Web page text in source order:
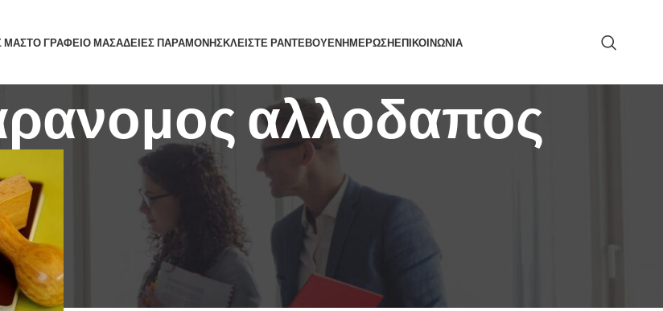
ΜΑΣΤΟ ΓΡΑΦΕΙΟ ΜΑΣΑΔΕΙΕΣ ΠΑΡΑΜΟΝΗΣΚΛΕΙΣΤΕ ΡΑΝΤΕΒΟΥΕΝΗΜΕΡΩΣΗΕΠΙΚΟΙΝΩΝΙΑ
αλλοδαπος
ΚΑΤΗΓΟΡΙΕΣ